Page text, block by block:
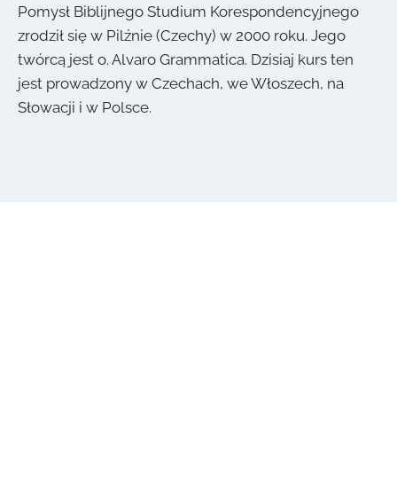
Pomysł Biblijnego Studium Korespondencyjnego
zrodził się w Pilźnie (Czechy) w 2000 roku. Jego
twórcą jest o. Alvaro Grammatica. Dzisiaj kurs ten
jest prowadzony w Czechach, we Włoszech, na
Słowacji i w Polsce.